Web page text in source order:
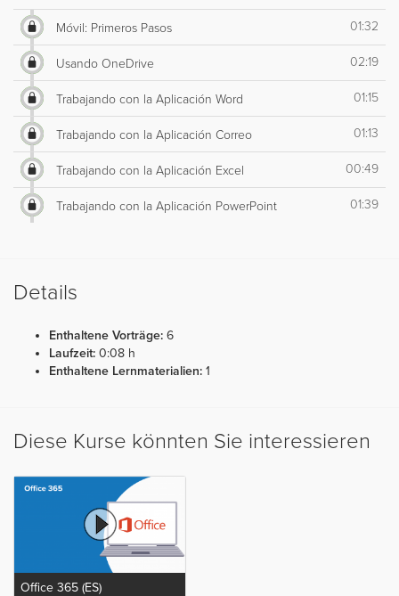
Móvil: Primeros Pasos 01:32
Usando OneDrive 02:19
Trabajando con la Aplicación Word 01:15
Trabajando con la Aplicación Correo 01:13
Trabajando con la Aplicación Excel 00:49
Trabajando con la Aplicación PowerPoint 01:39
Details
Enthaltene Vorträge: 6
Laufzeit: 0:08 h
Enthaltene Lernmaterialien: 1
Diese Kurse könnten Sie interessieren
Office 365 (ES)